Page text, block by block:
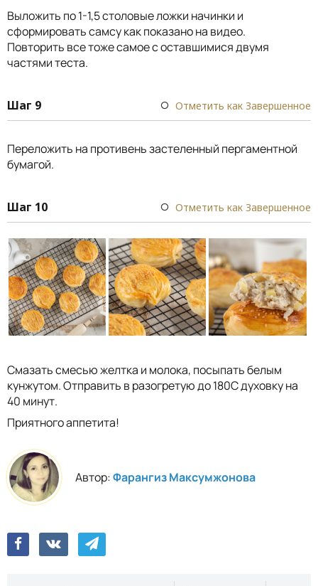
Выложить по 1-1,5 столовые ложки начинки и
сформировать самсу как показано на видео.
Повторить все тоже самое с оставшимися двумя
частями теста.
Шаг 9 Отметить как Завершенное
Переложить на противень застеленный пергаментной
бумагой.
Шаг 10 Отметить как Завершенное
Смазать смесью желтка и молока, посыпать белым
кунжутом. Отправить в разогретую до 180С духовку на
40 минут.
Приятного аппетита!
Автор:Фарангиз Максумжонова